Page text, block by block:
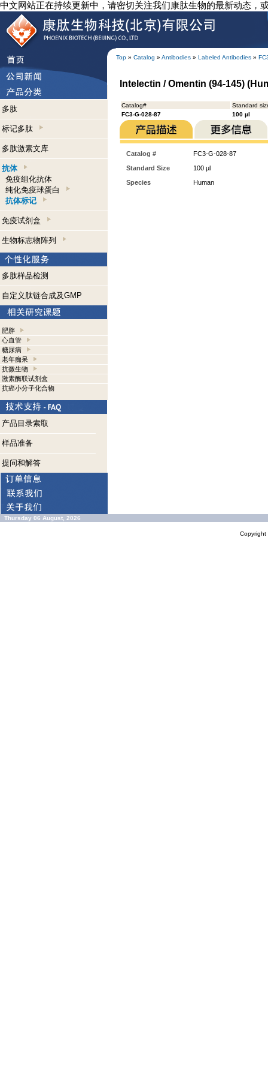
中文网站正在持续更新中，请密切关注我们康肽生物的最新动态，
Top » Catalog » Antibodies » Labeled Antibodies »
多肽
标记多肽
多肽激素文库
抗体
免疫组化抗体
纯化免疫球蛋白
抗体标记
免疫试剂盒
生物标志物阵列
多肽样品检测
自定义肽链合成及GMP
肥胖
心血管
糖尿病
老年痴呆
抗微生物
激素酶联试剂盒
抗癌小分子化合物
产品目录索取
样品准备
提问和解答
Intelectin / Omentin (94-145)
Catalog#
Standard
FC3-G-028-87
100 µl
Catalog #
FC3-G-028-87
Standard Size
100 µl
Species
Human
Thursday 06 August, 2026